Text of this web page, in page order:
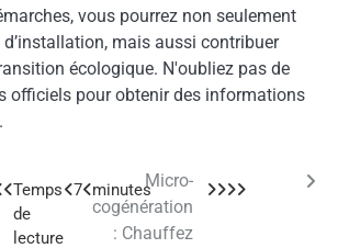
vous pourrez non seulement
mais aussi contribuer
écologique. N'oubliez pas de
officiels pour obtenir des informations
Micro-
cogénération
: Chauffez